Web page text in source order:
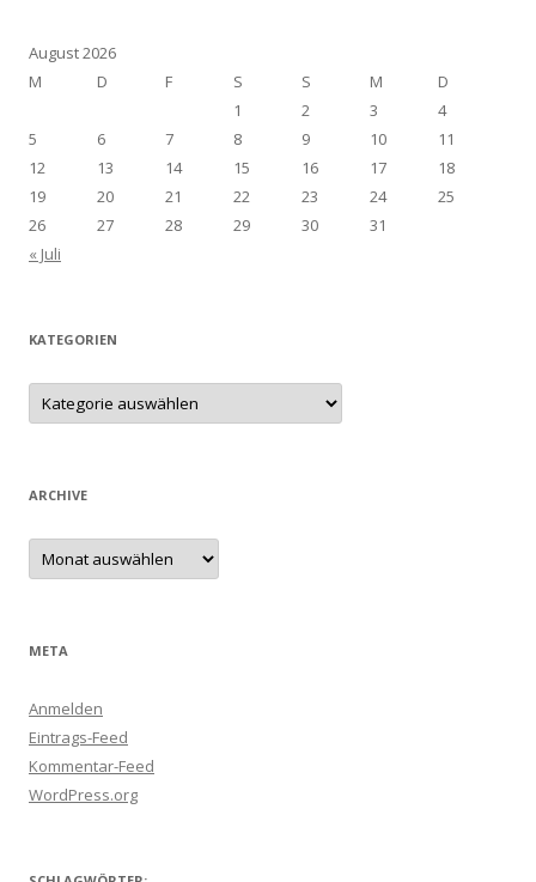
August 2026
M
D F S S M
D
1
2 3
4
5
6 7 8 9 10
11
12
13 14 15 16 17
18
19
20 21 22 23 24
25
26
27 28 29 30
31
« Juli
KATEGORIEN
Kategorien
ARCHIVE
Archive
META
Anmelden
Eintrags-Feed
Kommentar-Feed
WordPress.org